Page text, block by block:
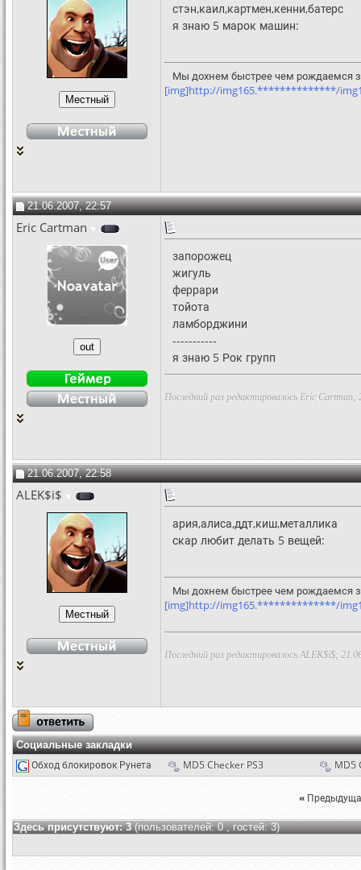
стэн,каил,картмен,кенни,батерс
я знаю 5 марок машин:
Мы дохнем быстрее чем рождаемся
[img]http://img165.**************/
21.06.2007, 22:57
Eric Cartman
запорожец
жигуль
феррари
тойота
ламборджини
-----------
я знаю 5 Рок групп
Последний раз редактировалось Eric Cartman;
21.06.2007, 22:58
ALEK$i$
ария,алиса,ддт,киш,металлика
скар любит делать 5 вещей:
Мы дохнем быстрее чем рождаемся
[img]http://img165.**************/
Последний раз редактировалось ALEK$i$;
Социальные закладки
Обход блокировок Рунета MD5 Checker PS3 MD5
«
Здесь присутствуют: 3(пользователей: 0 , гостей: 3)